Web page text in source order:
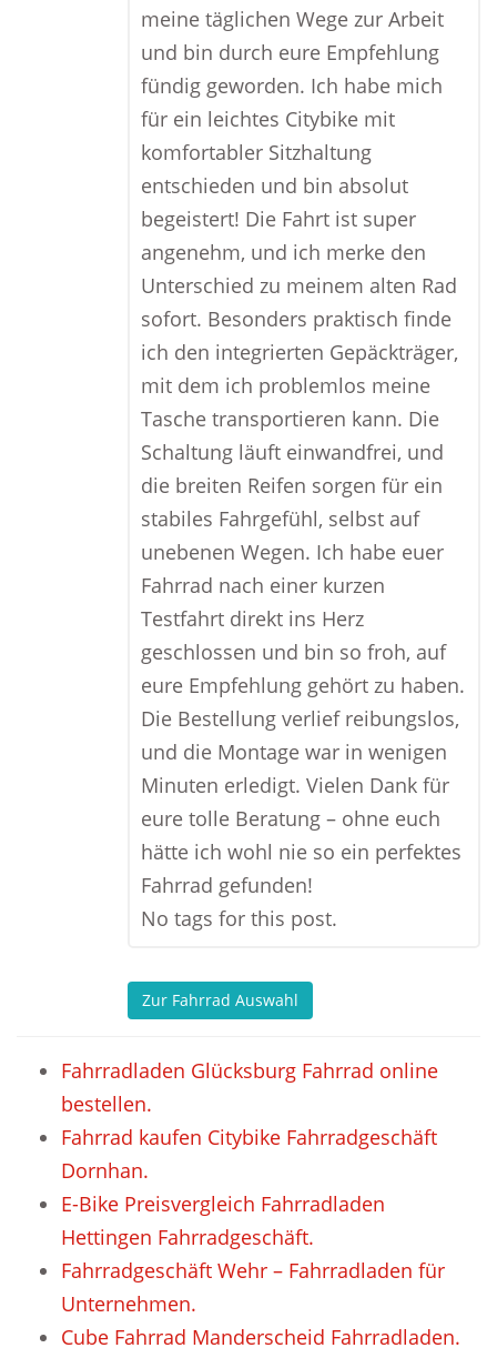
meine täglichen Wege zur Arbeit
und bin durch eure Empfehlung
fündig geworden. Ich habe mich
für ein leichtes Citybike mit
komfortabler Sitzhaltung
entschieden und bin absolut
begeistert! Die Fahrt ist super
angenehm, und ich merke den
Unterschied zu meinem alten Rad
sofort. Besonders praktisch finde
ich den integrierten Gepäckträger,
mit dem ich problemlos meine
Tasche transportieren kann. Die
Schaltung läuft einwandfrei, und
die breiten Reifen sorgen für ein
stabiles Fahrgefühl, selbst auf
unebenen Wegen. Ich habe euer
Fahrrad nach einer kurzen
Testfahrt direkt ins Herz
geschlossen und bin so froh, auf
eure Empfehlung gehört zu haben.
Die Bestellung verlief reibungslos,
und die Montage war in wenigen
Minuten erledigt. Vielen Dank für
eure tolle Beratung – ohne euch
hätte ich wohl nie so ein perfektes
Fahrrad gefunden!
No tags for this post.
Zur Fahrrad Auswahl
Fahrradladen Glücksburg Fahrrad online
bestellen.
Fahrrad kaufen Citybike Fahrradgeschäft
Dornhan.
E-Bike Preisvergleich Fahrradladen
Hettingen Fahrradgeschäft.
Fahrradgeschäft Wehr – Fahrradladen für
Unternehmen.
Cube Fahrrad Manderscheid Fahrradladen.